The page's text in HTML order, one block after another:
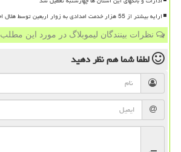
ارایه بیشتر از 55 هزار خدمت امدادی به زوار اربعین توسط هلال احمر
نظرات بینندگان لیموبلاگ در مورد این مطلب
لطفا شما همنظر دهید